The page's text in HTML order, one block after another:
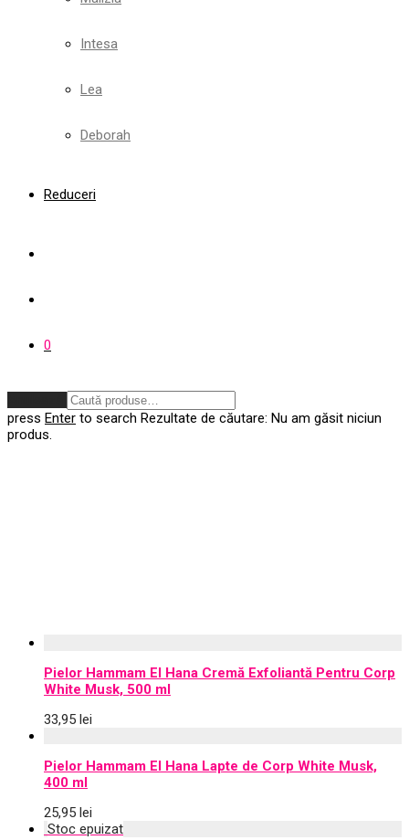
Intesa
Lea
Deborah
Reduceri
0
press Enter to search Rezultate de căutare: Nu am găsit niciun
produs.
Pielor Hammam El Hana Cremă Exfoliantă Pentru Corp
White Musk, 500 ml
33,95 lei
Pielor Hammam El Hana Lapte de Corp White Musk,
400 ml
25,95 lei